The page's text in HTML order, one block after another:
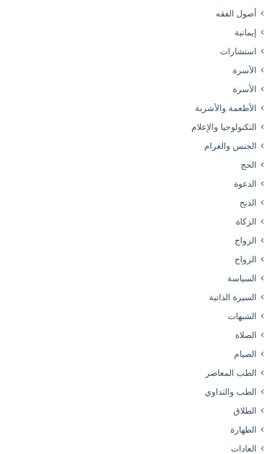
أصول الفقه
إيمانية
استشارات
الأسرة
الأسرة
الأطعمة والأشربة
التكنولوجيا والإعلام
الجنس والغرام
الحج
الدعوة
الذبح
الزكاة
الزواج
الزواج
السياسة
السيرة الذاتية
الشبهات
الصلاة
الصيام
الطب المعاصر
الطب والتداوي
الطلاق
الطهارة
العادات